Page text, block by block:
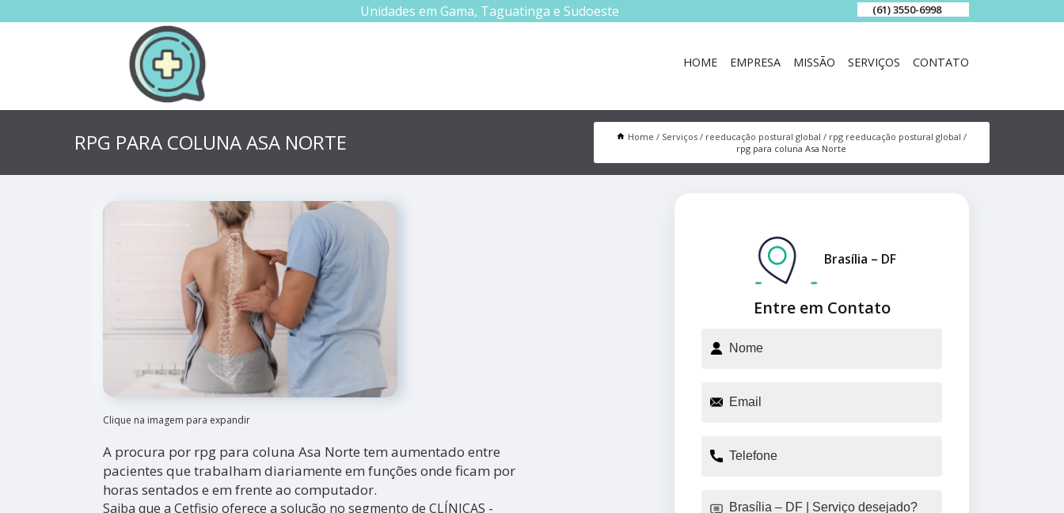
Unidades em Gama, Taguatinga e Sudoeste (61) 3550-6998
HOME EMPRESA MISSÃO SERVIÇOS CONTATO
RPG PARA COLUNA ASA NORTE Home Serviços reeducação postural global
rpg reeducação postural global
rpg para coluna Asa Norte
Clique na imagem para expandir
A procura por rpg para coluna Asa Norte tem aumentado entre
pacientes que trabalham diariamente em funções onde ficam por
horas sentados e em frente ao computador.
Saiba que a Cetfisio oferece a solução no segmento de CLÍNICAS -
Entre em Contato
Brasília – DF